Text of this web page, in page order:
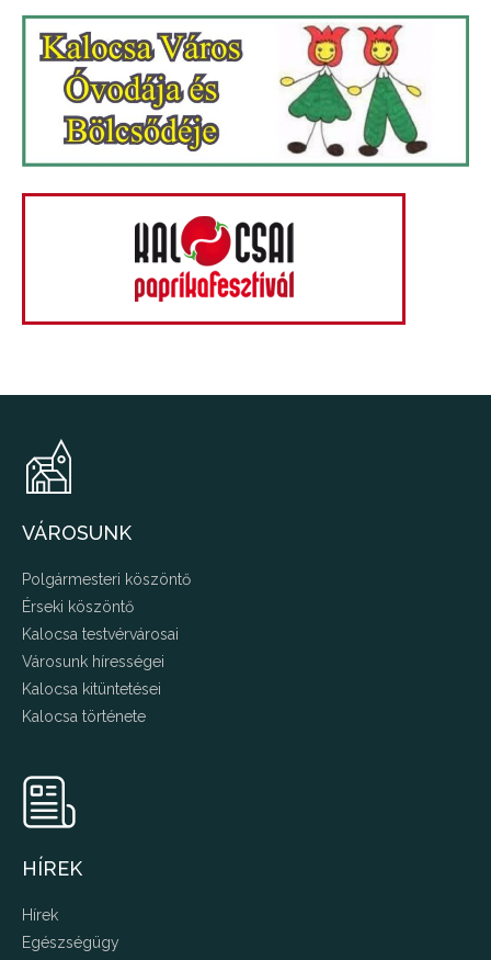
VÁROSUNK
Polgármesteri köszöntő
Érseki köszöntő
Kalocsa testvérvárosai
Városunk hírességei
Kalocsa kitüntetései
Kalocsa története
HÍREK
Hírek
Egészségügy